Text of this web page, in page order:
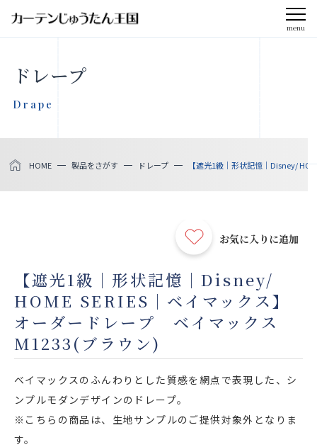
menu
お知らせ
製品をさがす
店舗をさがす
私たちのこだわり
お客様の声
ドレープ
Drape
HOME 製品をさがす ドレープ 【遮光1級｜形状記憶｜Disney/
お気に入りに追加
【遮光1級｜形状記憶｜Disney/
HOME SERIES｜ベイマックス】
オーダードレープ ベイマックス
M1233(ブラウン)
ベイマックスのふんわりとした質感を網点で表現した、シ
ンプルモダンデザインのドレープ。
※こちらの商品は、生地サンプルのご提供対象外となりま
す。